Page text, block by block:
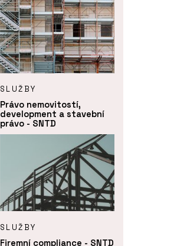
SLUŽBY
Právo nemovitostí,
development a stavební
právo - SNTD
SLUŽBY
Firemní compliance - SNTD